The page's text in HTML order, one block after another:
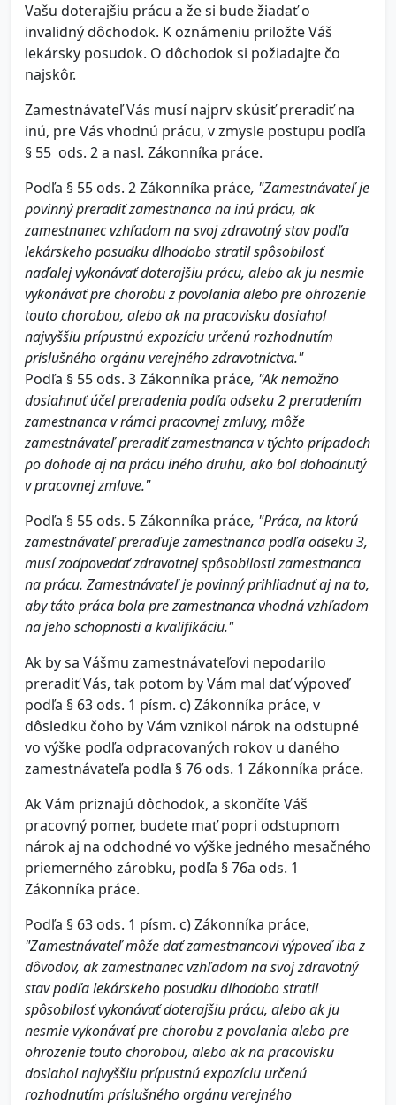
Vašu doterajšiu prácu a že si bude žiadať o
invalidný dôchodok. K oznámeniu priložte Váš
lekársky posudok. O dôchodok si požiadajte čo
najskôr.
Zamestnávateľ Vás musí najprv skúsiť preradiť na
inú, pre Vás vhodnú prácu, v zmysle postupu podľa
§ 55 ods. 2 a nasl. Zákonníka práce.
Podľa § 55 ods. 2 Zákonníka práce, "Zamestnávateľ je
povinný preradiť zamestnanca na inú prácu, ak
zamestnanec vzhľadom na svoj zdravotný stav podľa
lekárskeho posudku dlhodobo stratil spôsobilosť
naďalej vykonávať doterajšiu prácu, alebo ak ju nesmie
vykonávať pre chorobu z povolania alebo pre ohrozenie
touto chorobou, alebo ak na pracovisku dosiahol
najvyššiu prípustnú expozíciu určenú rozhodnutím
príslušného orgánu verejného zdravotníctva."
Podľa § 55 ods. 3 Zákonníka práce, "Ak nemožno
dosiahnuť účel preradenia podľa odseku 2 preradením
zamestnanca v rámci pracovnej zmluvy, môže
zamestnávateľ preradiť zamestnanca v týchto prípadoch
po dohode aj na prácu iného druhu, ako bol dohodnutý
v pracovnej zmluve."
Podľa § 55 ods. 5 Zákonníka práce, "Práca, na ktorú
zamestnávateľ preraďuje zamestnanca podľa odseku 3,
musí zodpovedať zdravotnej spôsobilosti zamestnanca
na prácu. Zamestnávateľ je povinný prihliadnuť aj na to,
aby táto práca bola pre zamestnanca vhodná vzhľadom
na jeho schopnosti a kvalifikáciu."
Ak by sa Vášmu zamestnávateľovi nepodarilo
preradiť Vás, tak potom by Vám mal dať výpoveď
podľa § 63 ods. 1 písm. c) Zákonníka práce, v
dôsledku čoho by Vám vznikol nárok na odstupné
vo výške podľa odpracovaných rokov u daného
zamestnávateľa podľa § 76 ods. 1 Zákonníka práce.
Ak Vám priznajú dôchodok, a skončíte Váš
pracovný pomer, budete mať popri odstupnom
nárok aj na odchodné vo výške jedného mesačného
priemerného zárobku, podľa § 76a ods. 1
Zákonníka práce.
Podľa § 63 ods. 1 písm. c) Zákonníka práce,
"Zamestnávateľ môže dať zamestnancovi výpoveď iba z
dôvodov, ak zamestnanec vzhľadom na svoj zdravotný
stav podľa lekárskeho posudku dlhodobo stratil
spôsobilosť vykonávať doterajšiu prácu, alebo ak ju
nesmie vykonávať pre chorobu z povolania alebo pre
ohrozenie touto chorobou, alebo ak na pracovisku
dosiahol najvyššiu prípustnú expozíciu určenú
rozhodnutím príslušného orgánu verejného